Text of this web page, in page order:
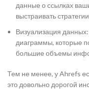
данные о ссылках
выстраивать
Визуализация
диаграммы, которые
большие объемы
Тем не менее, у Ahrefs
это довольно дорогой